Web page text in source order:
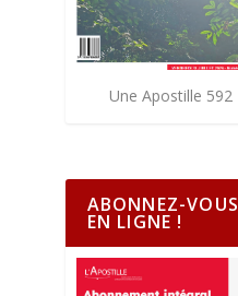
Une Apostille 592
ABONNEZ-VOUS
EN LIGNE !